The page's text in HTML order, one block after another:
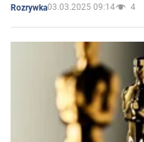
Rozrywka03.03.2025 09:14 4